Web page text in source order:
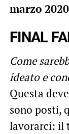
marzo
FINAL
Come
ideato e
Questa
sono posti,
lavorarci: il